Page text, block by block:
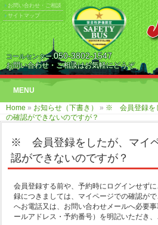
コールセンター.050-3802-1547
お問い合わせ・ご相談はお気軽にどうぞ
お問い合わせ・ご相談
サイトマップ
MENU
Home » お知らせ（下書き） » ※ 会員登録を
の確認ができないのですが？
※ 会員登録をしたが、マイ
認ができないのですが？
会員登録する前や、予約時にログインせず
録につきましては、マイページでの確認が
へお電話又は、お問い合わせメールへ必要
ールアドレス・予約番号）を明記いただき、